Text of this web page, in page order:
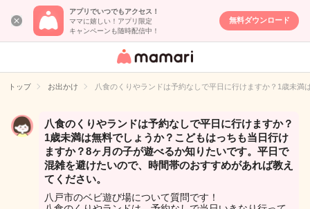
アプリでいつでもアクセス！
ママに嬉しい！アプリ限定
キャンペーンも随時配信中！
無料ダウンロード
女性専用匿名QA
イト
トップ お出かけ 八食のくりやランドは予約なしで平日に行けますか？1歳未
八食のくりやランドは予約なしで平日に行けますか？
1歳未満は無料でしょうか？こどもはっちも当日行け
ますか？8ヶ月の子が遊べるか知りたいです。平日で
混雑を避けたいので、時間帯のおすすめがあれば教え
てください。
八戸市のベビ遊び場について質問です！